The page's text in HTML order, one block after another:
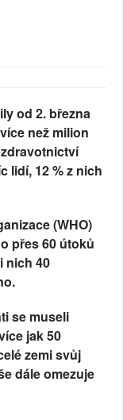
od 2. března
než milion
lidí, 12 % z nich
(WHO)
přes 60 útoků
nich 40
se museli
jak 50
zemi svůj
dále omezuje